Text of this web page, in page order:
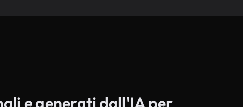
e generati dall'IA per